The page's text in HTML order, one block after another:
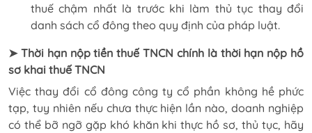
thuế chậm nhất là trước khi làm thủ tục thay đổi
danh sách cổ đông theo quy định của pháp luật.
➤ Thời hạn nộp tiền thuế TNCN chính là thời hạn nộp hồ
sơ khai thuế TNCN
Việc thay đổi cổ đông công ty cổ phần không hề phức
tạp, tuy nhiên nếu chưa thực hiện lần nào, doanh nghiệp
có thể bỡ ngỡ gặp khó khăn khi thực hồ sơ, thủ tục, hãy